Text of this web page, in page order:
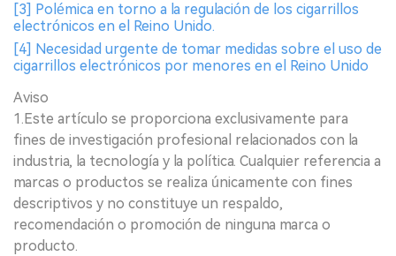
[3] Polémica en torno a la regulación de los cigarrillos
electrónicos en el Reino Unido.
[4] Necesidad urgente de tomar medidas sobre el uso de
cigarrillos electrónicos por menores en el Reino Unido
Aviso
1.Este artículo se proporciona exclusivamente para
fines de investigación profesional relacionados con la
industria, la tecnología y la política. Cualquier referencia a
marcas o productos se realiza únicamente con fines
descriptivos y no constituye un respaldo,
recomendación o promoción de ninguna marca o
producto.